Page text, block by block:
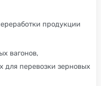
продукции
вагонов,
для перевозки зерновых